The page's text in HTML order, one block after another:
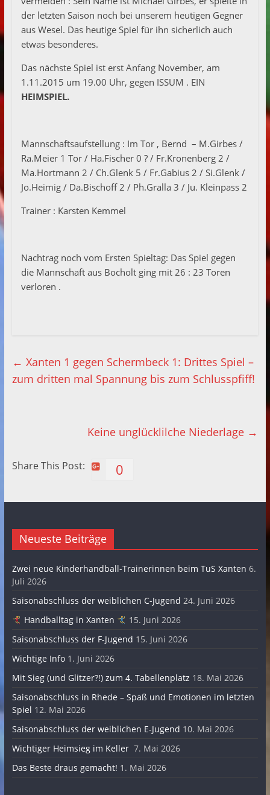
der letzten Saison noch bei unserem heutigen Gegner
aus Wesel. Das heutige Spiel für ihn sicherlich auch
etwas besonderes.
Das nächste Spiel ist erst Anfang November, am
1.11.2015 um 19.00 Uhr, gegen ISSUM . EIN
HEIMSPIEL.
Mannschaftsaufstellung : Im Tor , Bernd – M.Girbes /
Ra.Meier 1 Tor / Ha.Fischer 0 ? / Fr.Kronenberg 2 /
Ma.Hortmann 2 / Ch.Glenk 5 / Fr.Gabius 2 / Si.Glenk /
Jo.Heimig / Da.Bischoff 2 / Ph.Gralla 3 / Ju. Kleinpass 2
Trainer : Karsten Kemmel
Nachtrag noch vom Ersten Spieltag: Das Spiel gegen
die Mannschaft aus Bocholt ging mit 26 : 23 Toren
verloren .
← Xanten 1 gegen Schermbeck 1: Drittes Spiel –
zum dritten mal Spannung bis zum Schlusspfiff!
Keine unglücklilche Niederlage →
Share This Post: 0
Neueste Beiträge
Zwei neue Kinderhandball-Trainerinnen beim TuS Xanten 6.
Juli 2026
Saisonabschluss der weiblichen C-Jugend 24. Juni 2026
Handballtag in Xanten
15. Juni 2026
Saisonabschluss der F-Jugend 15. Juni 2026
Wichtige Info 1. Juni 2026
Mit Sieg (und Glitzer?!) zum 4. Tabellenplatz 18. Mai 2026
Saisonabschluss in Rhede – Spaß und Emotionen im letzten
Spiel 12. Mai 2026
Saisonabschluss der weiblichen E-Jugend 10. Mai 2026
Wichtiger Heimsieg im Keller 7. Mai 2026
Das Beste draus gemacht! 1. Mai 2026